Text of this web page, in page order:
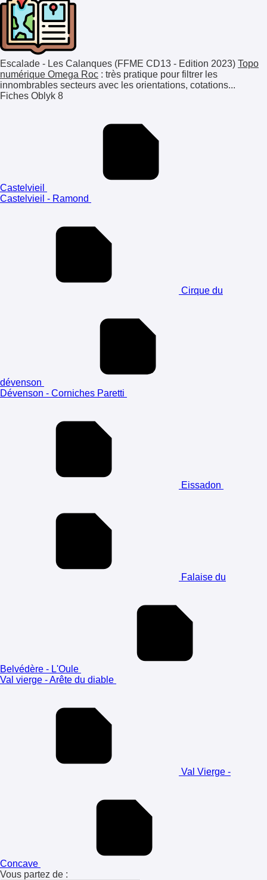
Escalade - Les Calanques (FFME CD13 - Edition 2023) Topo
numérique Omega Roc : très pratique pour filtrer les
innombrables secteurs avec les orientations, cotations...
Fiches Oblyk 8
Castelvieil
Castelvieil - Ramond
Cirque du
dévenson
Dévenson - Corniches Paretti
Eissadon
Falaise du
Belvédère - L'Oule
Val vierge - Arête du diable
Val Vierge -
Concave
Vous partez de :